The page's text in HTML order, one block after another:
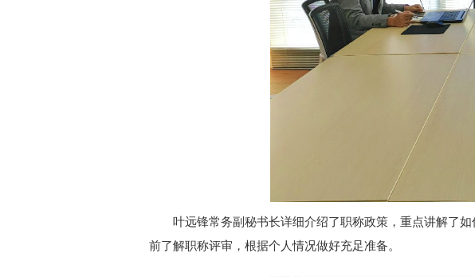
叶远锋常务副秘书长详细介绍了职称政策，重点讲解了
前了解职称评审，根据个人情况做好充足准备。